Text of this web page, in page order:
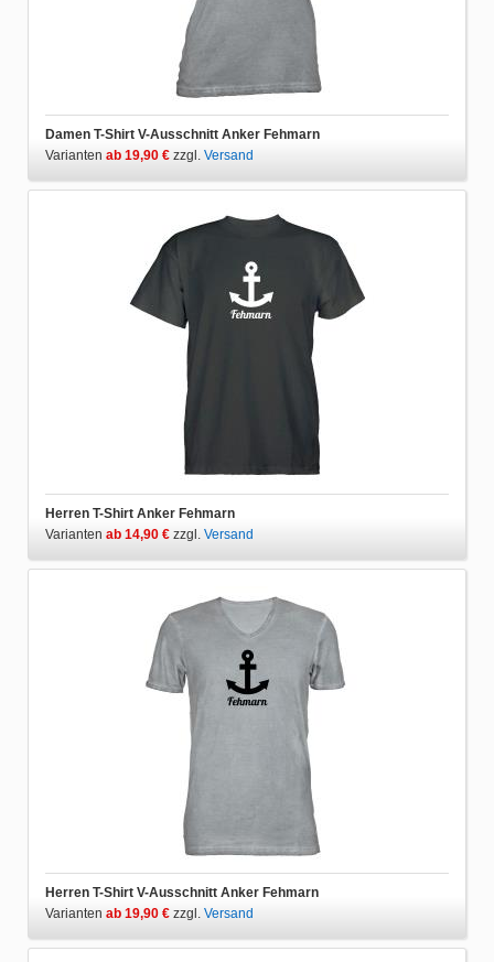
Damen T-Shirt V-Ausschnitt Anker Fehmarn
Varianten ab 19,90 € zzgl. Versand
Herren T-Shirt Anker Fehmarn
Varianten ab 14,90 € zzgl. Versand
Herren T-Shirt V-Ausschnitt Anker Fehmarn
Varianten ab 19,90 € zzgl. Versand